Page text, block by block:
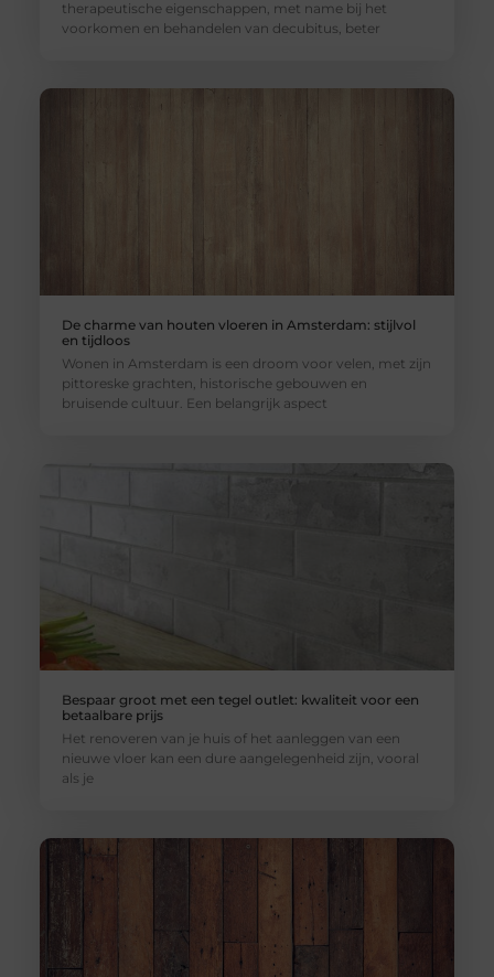
therapeutische eigenschappen, met name bij het
voorkomen en behandelen van decubitus, beter
De charme van houten vloeren in Amsterdam: stijlvol
en tijdloos
Wonen in Amsterdam is een droom voor velen, met zijn
pittoreske grachten, historische gebouwen en
bruisende cultuur. Een belangrijk aspect
Bespaar groot met een tegel outlet: kwaliteit voor een
betaalbare prijs
Het renoveren van je huis of het aanleggen van een
nieuwe vloer kan een dure aangelegenheid zijn, vooral
als je